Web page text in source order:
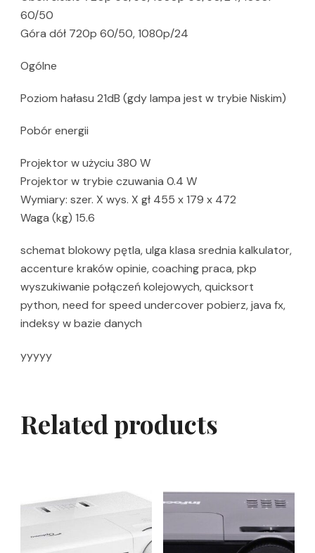
60/50
Góra dół 720p 60/50, 1080p/24
Ogólne
Poziom hałasu 21dB (gdy lampa jest w trybie Niskim)
Pobór energii
Projektor w użyciu 380 W
Projektor w trybie czuwania 0.4 W
Wymiary: szer. X wys. X gł 455 x 179 x 472
Waga (kg) 15.6
schemat blokowy pętla, ulga klasa srednia kalkulator,
accenture kraków opinie, coaching praca, pkp
wyszukiwanie połączeń kolejowych, quicksort
python, need for speed undercover pobierz, java fx,
indeksy w bazie danych
yyyyy
Related products